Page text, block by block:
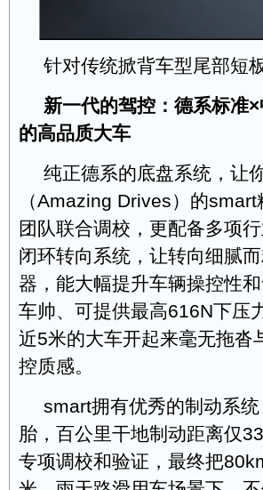
针对传统掀背车型尾部短
新一代的驾控：德系标准×
的高品质大车
纯正德系的底盘系统，让
（Amazing Drives）的
团队联合调校，更配备多项
闭环转向系统，让转向细腻
器，能大幅提升车辆操控性
车帅、可提供最高616N下压
近5米的大车开起来毫无拖沓
控质感。
smart拥有优秀的制动系
胎，百公里干地制动距离仅
专项调校和验证，最终把